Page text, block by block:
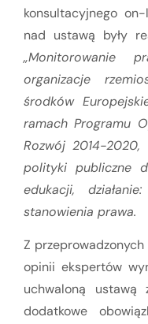
konsultacyjnego
nad ustawą były
„Monitorowanie
organizacje
środków
ramach Programu
Rozwój 2014-
polityki publiczne
edukacji,
stanowienia prawa.
Z
opinii ekspertów
uchwaloną
dodatkowe